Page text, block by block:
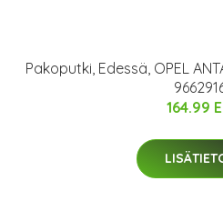
Pakoputki, Edessä, OPEL
164.99